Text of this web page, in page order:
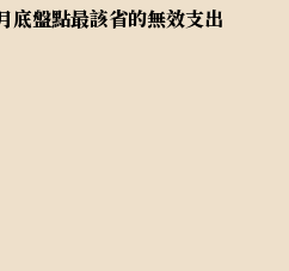
底盤點最該省的無效支出